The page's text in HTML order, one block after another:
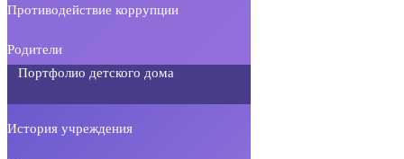
Противодействие коррупции
Родители
Портфолио детского дома
История учреждения